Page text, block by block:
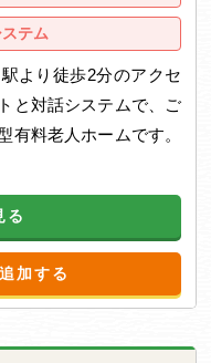
テム
より徒歩2分のアクセ
と対話システムで、ご
有料老人ホームです。
る
加する